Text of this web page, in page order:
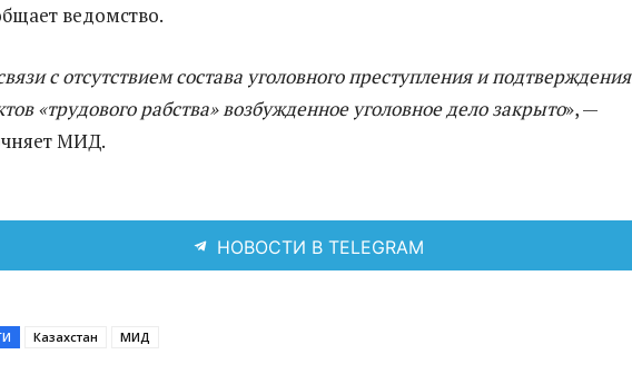
ведомство.
с отсутствием состава уголовного преступления и подтверждения
«трудового рабства» возбужденное уголовное дело закрыто», —
МИД.
НОВОСТИ В TELEGRAM
Казахстан МИД